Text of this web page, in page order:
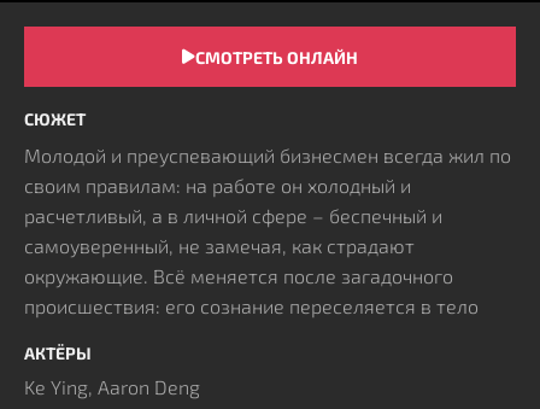
СМОТРЕТЬ ОНЛАЙН
СЮЖЕТ
Молодой и преуспевающий бизнесмен всегда жил по
своим правилам: на работе он холодный и
расчетливый, а в личной сфере – беспечный и
самоуверенный, не замечая, как страдают
окружающие. Всё меняется после загадочного
происшествия: его сознание переселяется в тело
влиятельного дома, где каждый день подчинён
строгим обычаям. Её муж ведёт беззаботный образ и
АКТЁРЫ
Ke Ying, Aaron Deng